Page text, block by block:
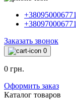
+380950006771
+380970006771
Заказать звонок
0
0 грн.
Оформить заказ
Каталог товаров